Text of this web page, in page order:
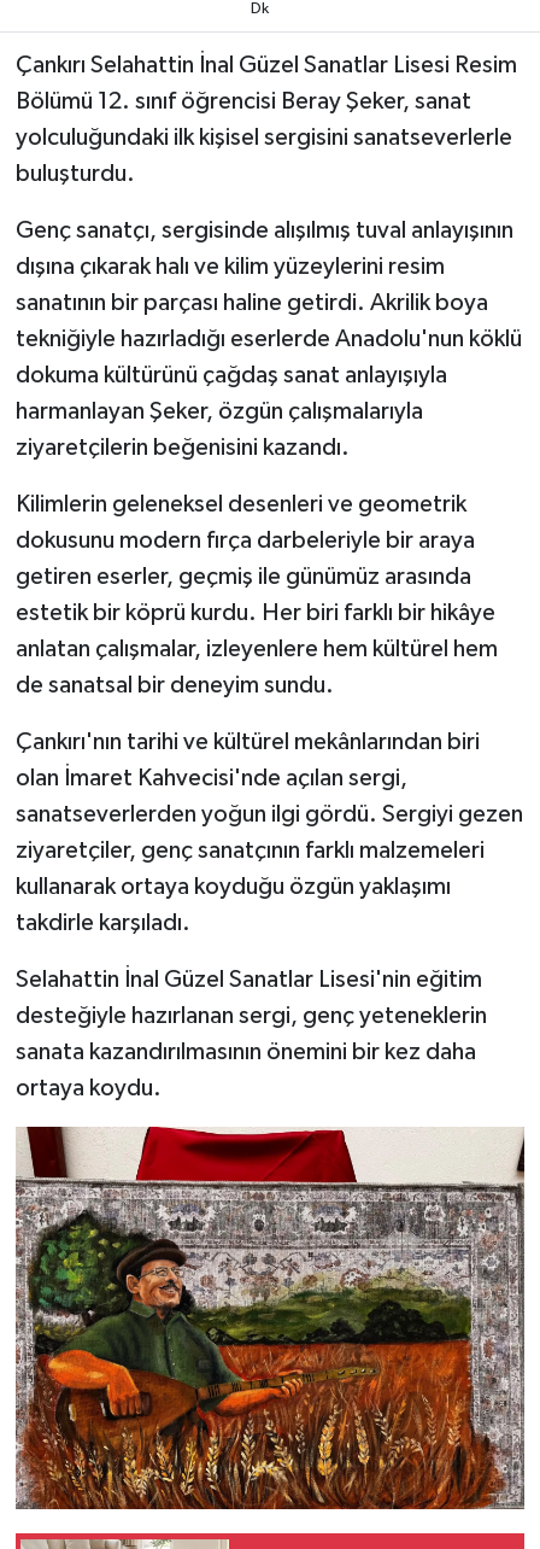
Dk
Çankırı Selahattin İnal Güzel Sanatlar Lisesi Resim
Bölümü 12. sınıf öğrencisi Beray Şeker, sanat
yolculuğundaki ilk kişisel sergisini sanatseverlerle
buluşturdu.
Genç sanatçı, sergisinde alışılmış tuval anlayışının
dışına çıkarak halı ve kilim yüzeylerini resim
sanatının bir parçası haline getirdi. Akrilik boya
tekniğiyle hazırladığı eserlerde Anadolu'nun köklü
dokuma kültürünü çağdaş sanat anlayışıyla
harmanlayan Şeker, özgün çalışmalarıyla
ziyaretçilerin beğenisini kazandı.
Kilimlerin geleneksel desenleri ve geometrik
dokusunu modern fırça darbeleriyle bir araya
getiren eserler, geçmiş ile günümüz arasında
estetik bir köprü kurdu. Her biri farklı bir hikâye
anlatan çalışmalar, izleyenlere hem kültürel hem
de sanatsal bir deneyim sundu.
Çankırı'nın tarihi ve kültürel mekânlarından biri
olan İmaret Kahvecisi'nde açılan sergi,
sanatseverlerden yoğun ilgi gördü. Sergiyi gezen
ziyaretçiler, genç sanatçının farklı malzemeleri
kullanarak ortaya koyduğu özgün yaklaşımı
takdirle karşıladı.
Selahattin İnal Güzel Sanatlar Lisesi'nin eğitim
desteğiyle hazırlanan sergi, genç yeteneklerin
sanata kazandırılmasının önemini bir kez daha
ortaya koydu.
BÖLGE
DÜNYA